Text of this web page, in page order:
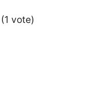
vote)